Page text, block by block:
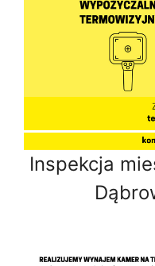
Inspekcja